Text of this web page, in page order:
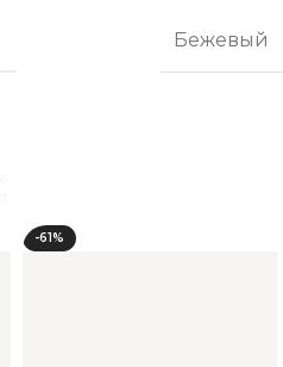
Бежевый
-61%